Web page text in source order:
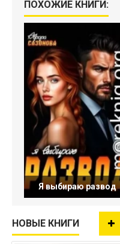
ПОХОЖИЕ КНИГИ:
Я выбираю развод
НОВЫЕ КНИГИ